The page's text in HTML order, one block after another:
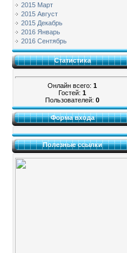
2015 Март
2015 Август
2015 Декабрь
2016 Январь
2016 Сентябрь
Статистика
Онлайн всего: 1
Гостей: 1
Пользователей: 0
Форма входа
Полезные ссылки